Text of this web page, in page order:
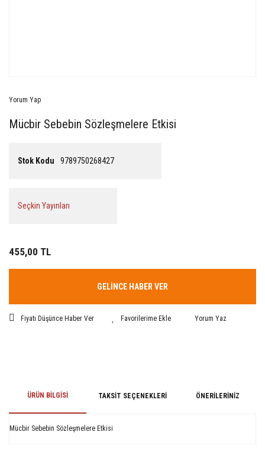
Yorum Yap
Mücbir Sebebin Sözleşmelere Etkisi
Stok Kodu 9789750268427
Seçkin Yayınları
455,00 TL
GELİNCE HABER VER
Fiyatı Düşünce Haber Ver Yorum Yaz
ÜRÜN BILGISI TAKSIT SEÇENEKLERI ÖNERILERINIZ
Mücbir Sebebin Sözleşmelere Etkisi